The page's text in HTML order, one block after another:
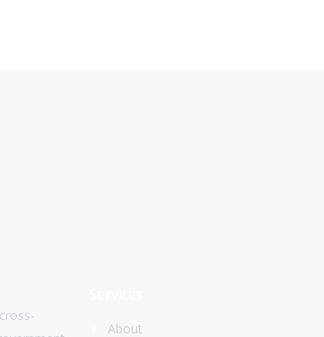
About